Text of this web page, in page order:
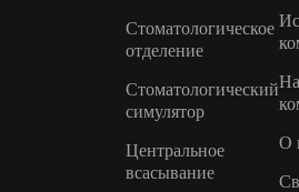
Стоматологическое
отделение
Стоматологический
симулятор
Центральное
всасывание
О